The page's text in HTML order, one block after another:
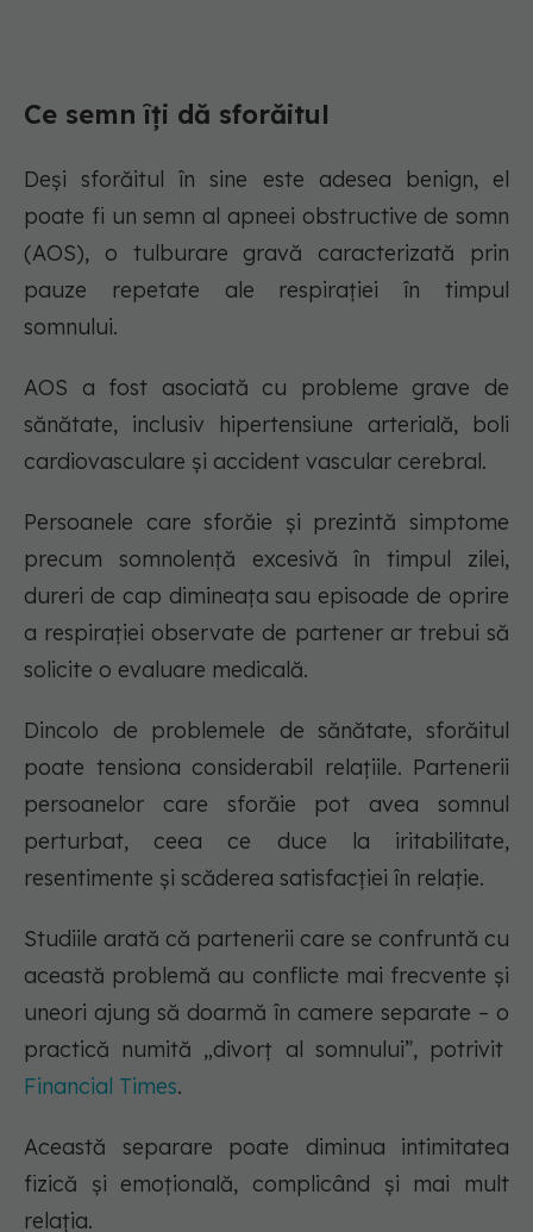
Ce semn îți dă sforăitul
Deși sforăitul în sine este adesea benign, el
poate fi un semn al apneei obstructive de somn
(AOS), o tulburare gravă caracterizată prin
pauze repetate ale respirației în timpul
somnului.
AOS a fost asociată cu probleme grave de
sănătate, inclusiv hipertensiune arterială, boli
cardiovasculare și accident vascular cerebral.
Persoanele care sforăie și prezintă simptome
precum somnolență excesivă în timpul zilei,
dureri de cap dimineața sau episoade de oprire
a respirației observate de partener ar trebui să
solicite o evaluare medicală.
Dincolo de problemele de sănătate, sforăitul
poate tensiona considerabil relațiile. Partenerii
persoanelor care sforăie pot avea somnul
perturbat, ceea ce duce la iritabilitate,
resentimente și scăderea satisfacției în relație.
Studiile arată că partenerii care se confruntă cu
această problemă au conflicte mai frecvente și
uneori ajung să doarmă în camere separate – o
practică numită „divorț al somnului”, potrivit
Financial Times.
Această separare poate diminua intimitatea
fizică și emoțională, complicând și mai mult
relația.